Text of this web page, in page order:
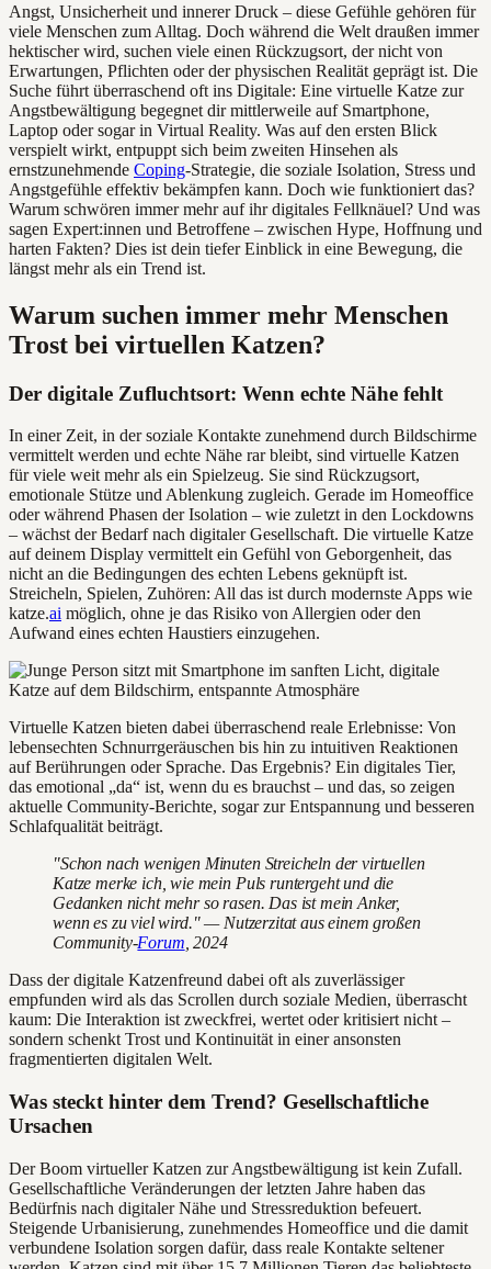
Angst, Unsicherheit und innerer Druck – diese Gefühle gehören für
viele Menschen zum Alltag. Doch während die Welt draußen immer
hektischer wird, suchen viele einen Rückzugsort, der nicht von
Erwartungen, Pflichten oder der physischen Realität geprägt ist. Die
Suche führt überraschend oft ins Digitale: Eine virtuelle Katze zur
Angstbewältigung begegnet dir mittlerweile auf Smartphone,
Laptop oder sogar in Virtual Reality. Was auf den ersten Blick
verspielt wirkt, entpuppt sich beim zweiten Hinsehen als
ernstzunehmende Coping-Strategie, die soziale Isolation, Stress und
Angstgefühle effektiv bekämpfen kann. Doch wie funktioniert das?
Warum schwören immer mehr auf ihr digitales Fellknäuel? Und was
sagen Expert:innen und Betroffene – zwischen Hype, Hoffnung und
harten Fakten? Dies ist dein tiefer Einblick in eine Bewegung, die
längst mehr als ein Trend ist.
Warum suchen immer mehr Menschen
Trost bei virtuellen Katzen?
Der digitale Zufluchtsort: Wenn echte Nähe fehlt
In einer Zeit, in der soziale Kontakte zunehmend durch Bildschirme
vermittelt werden und echte Nähe rar bleibt, sind virtuelle Katzen
für viele weit mehr als ein Spielzeug. Sie sind Rückzugsort,
emotionale Stütze und Ablenkung zugleich. Gerade im Homeoffice
oder während Phasen der Isolation – wie zuletzt in den Lockdowns
– wächst der Bedarf nach digitaler Gesellschaft. Die virtuelle Katze
auf deinem Display vermittelt ein Gefühl von Geborgenheit, das
nicht an die Bedingungen des echten Lebens geknüpft ist.
Streicheln, Spielen, Zuhören: All das ist durch modernste Apps wie
katze.ai möglich, ohne je das Risiko von Allergien oder den
Aufwand eines echten Haustiers einzugehen.
Virtuelle Katzen bieten dabei überraschend reale Erlebnisse: Von
lebensechten Schnurrgeräuschen bis hin zu intuitiven Reaktionen
auf Berührungen oder Sprache. Das Ergebnis? Ein digitales Tier,
das emotional „da“ ist, wenn du es brauchst – und das, so zeigen
aktuelle Community-Berichte, sogar zur Entspannung und besseren
Schlafqualität beiträgt.
"Schon nach wenigen Minuten Streicheln der virtuellen
Katze merke ich, wie mein Puls runtergeht und die
Gedanken nicht mehr so rasen. Das ist mein Anker,
wenn es zu viel wird." — Nutzerzitat aus einem großen
Community-Forum , 2024
Dass der digitale Katzenfreund dabei oft als zuverlässiger
empfunden wird als das Scrollen durch soziale Medien, überrascht
kaum: Die Interaktion ist zweckfrei, wertet oder kritisiert nicht –
sondern schenkt Trost und Kontinuität in einer ansonsten
fragmentierten digitalen Welt.
Was steckt hinter dem Trend? Gesellschaftliche
Ursachen
Der Boom virtueller Katzen zur Angstbewältigung ist kein Zufall.
Gesellschaftliche Veränderungen der letzten Jahre haben das
Bedürfnis nach digitaler Nähe und Stressreduktion befeuert.
Steigende Urbanisierung, zunehmendes Homeoffice und die damit
verbundene Isolation sorgen dafür, dass reale Kontakte seltener